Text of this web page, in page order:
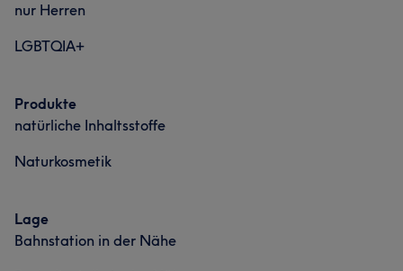
Was unsere Kunden über Mersel sagen
Erfahren
nur Herren
LGBTQIA+
Produkte
natürliche Inhaltsstoffe
Naturkosmetik
Lage
Bahnstation in der Nähe